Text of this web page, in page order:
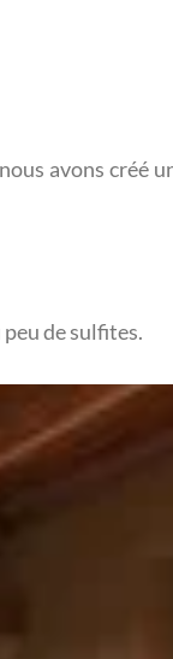
avons
de sulfites.